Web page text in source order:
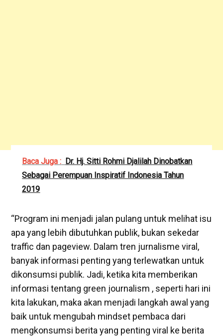
Baca Juga : Dr. Hj. Sitti Rohmi Djalilah Dinobatkan
Sebagai Perempuan Inspiratif Indonesia Tahun
2019
“Program ini menjadi jalan pulang untuk melihat isu
apa yang lebih dibutuhkan publik, bukan sekedar
traffic dan pageview. Dalam tren jurnalisme viral,
banyak informasi penting yang terlewatkan untuk
dikonsumsi publik. Jadi, ketika kita memberikan
informasi tentang green journalism , seperti hari ini
kita lakukan, maka akan menjadi langkah awal yang
baik untuk mengubah mindset pembaca dari
mengkonsumsi berita yang penting viral ke berita